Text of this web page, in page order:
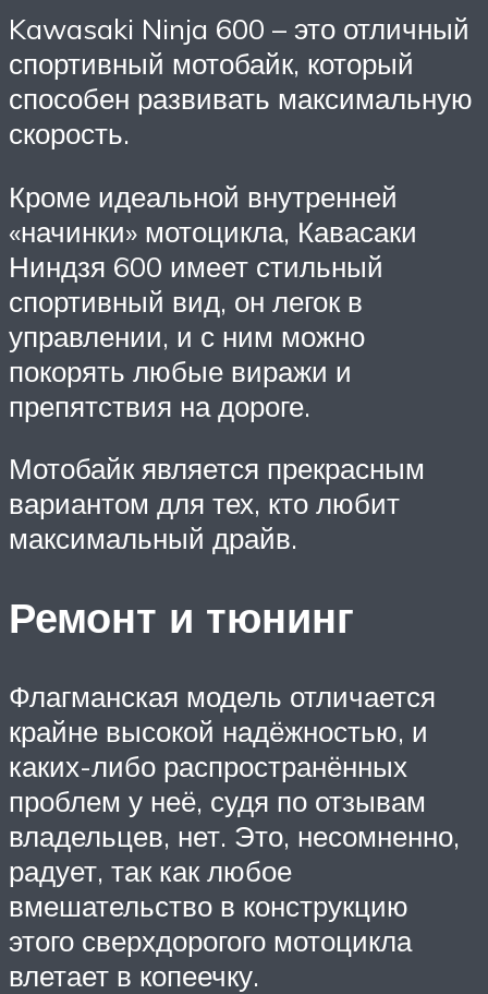
Kawasaki Ninja 600 – это отличный
спортивный мотобайк, который
способен развивать максимальную
скорость.
Кроме идеальной внутренней
«начинки» мотоцикла, Кавасаки
Ниндзя 600 имеет стильный
спортивный вид, он легок в
управлении, и с ним можно
покорять любые виражи и
препятствия на дороге.
Мотобайк является прекрасным
вариантом для тех, кто любит
максимальный драйв.
Ремонт и тюнинг
Флагманская модель отличается
крайне высокой надёжностью, и
каких-либо распространённых
проблем у неё, судя по отзывам
владельцев, нет. Это, несомненно,
радует, так как любое
вмешательство в конструкцию
этого сверхдорогого мотоцикла
влетает в копеечку.